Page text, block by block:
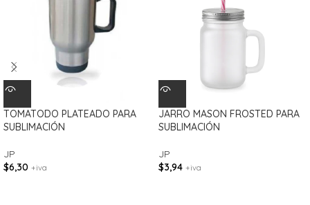
TOMATODO PLATEADO PARA
SUBLIMACIÓN
JP
$6,30 +iva
JARRO MASON FROSTED PARA
SUBLIMACIÓN
JP
$3,94 +iva